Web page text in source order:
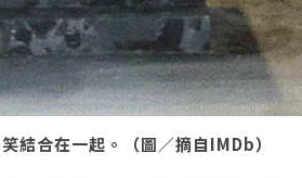
結合在一起。（圖／摘自IMDb）